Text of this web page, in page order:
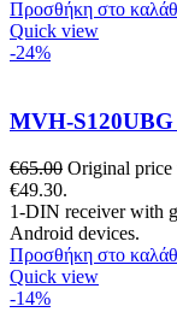
Προσθήκη στο
Quick view
-24%
MVH-
€65.00 Original price
€49.30.
1-DIN receiver with
Android devices.
Προσθήκη στο
Quick view
-14%